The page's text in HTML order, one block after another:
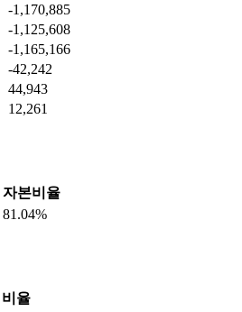
-1,170,885
-1,125,608
-1,165,166
-42,242
44,943
12,261
자본비율
81.04%
비율